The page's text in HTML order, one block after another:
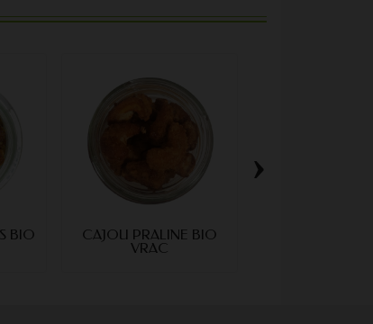
BIO
CAJOU PRALINE BIO
VRAC
›